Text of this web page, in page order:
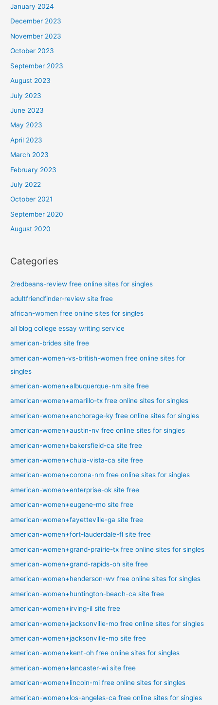
January 2024
December 2023
November 2023
October 2023
September 2023
August 2023
July 2023
June 2023
May 2023
April 2023
March 2023
February 2023
July 2022
October 2021
September 2020
August 2020
Categories
2redbeans-review free online sites for singles
adultfriendfinder-review site free
african-women free online sites for singles
all blog college essay writing service
american-brides site free
american-women-vs-british-women free online sites for
singles
american-women+albuquerque-nm site free
american-women+amarillo-tx free online sites for singles
american-women+anchorage-ky free online sites for singles
american-women+austin-nv free online sites for singles
american-women+bakersfield-ca site free
american-women+chula-vista-ca site free
american-women+corona-nm free online sites for singles
american-women+enterprise-ok site free
american-women+eugene-mo site free
american-women+fayetteville-ga site free
american-women+fort-lauderdale-fl site free
american-women+grand-prairie-tx free online sites for singles
american-women+grand-rapids-oh site free
american-women+henderson-wv free online sites for singles
american-women+huntington-beach-ca site free
american-women+irving-il site free
american-women+jacksonville-mo free online sites for singles
american-women+jacksonville-mo site free
american-women+kent-oh free online sites for singles
american-women+lancaster-wi site free
american-women+lincoln-mi free online sites for singles
american-women+los-angeles-ca free online sites for singles